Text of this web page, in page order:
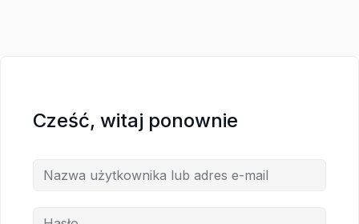
Cześć, witaj ponownie